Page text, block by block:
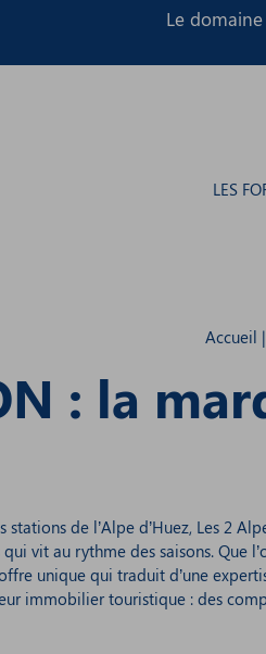
Le
LES
Accueil |
: la
de l’Alpe d’Huez, Les 2
vit au rythme des saisons. Que
unique qui traduit d’une
immobilier touristique : des